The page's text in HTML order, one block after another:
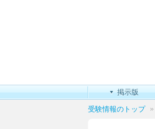
掲示版
受験情報のトップ